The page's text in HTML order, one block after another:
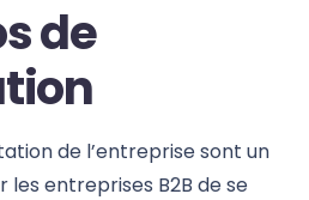
de
de l’entreprise sont un
entreprises B2B de se